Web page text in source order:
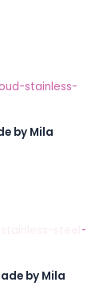
by Mila
by Mila